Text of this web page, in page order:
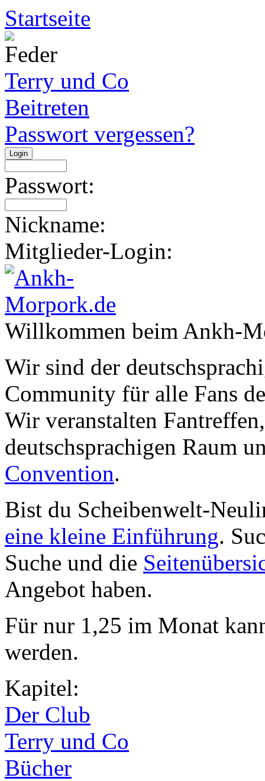
Startseite
Terry und Co
Beitreten
Passwort vergessen?
Passwort:
Nickname:
Mitglieder-Login:
Willkommen beim Ankh-
Wir sind der
Community für alle Fans
Wir veranstalten
deutschsprachigen Raum
Convention.
Bist du Scheibenwelt-
eine kleine Einführung.
Suche und die
Angebot haben.
Für nur 1,25 im Monat
werden.
Kapitel:
Der Club
Terry und Co
Bücher